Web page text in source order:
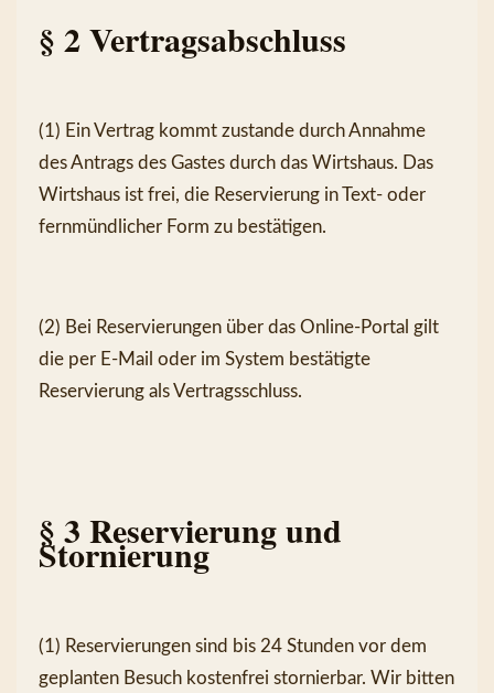
§ 2 Vertragsabschluss
(1) Ein Vertrag kommt zustande durch Annahme
des Antrags des Gastes durch das Wirtshaus. Das
Wirtshaus ist frei, die Reservierung in Text- oder
fernmündlicher Form zu bestätigen.
(2) Bei Reservierungen über das Online-Portal gilt
die per E-Mail oder im System bestätigte
Reservierung als Vertragsschluss.
§ 3 Reservierung und
Stornierung
(1) Reservierungen sind bis 24 Stunden vor dem
geplanten Besuch kostenfrei stornierbar. Wir bitten